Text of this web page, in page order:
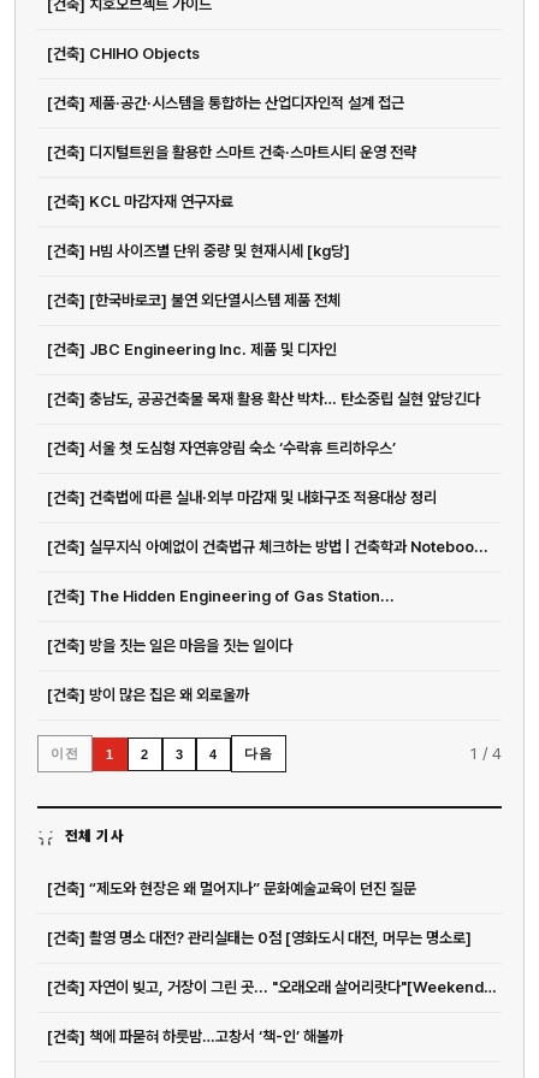
[건축] 치호오브젝트 가이드
[건축] CHIHO Objects
[건축] 제품·공간·시스템을 통합하는 산업디자인적 설계 접근
[건축] 디지털트윈을 활용한 스마트 건축·스마트시티 운영 전략
[건축] KCL 마감자재 연구자료
[건축] H빔 사이즈별 단위 중량 및 현재시세 [kg당]
[건축] [한국바로코] 불연 외단열시스템 제품 전체
[건축] JBC Engineering Inc. 제품 및 디자인
[건축] 충남도, 공공건축물 목재 활용 확산 박차… 탄소중립 실현 앞당긴다
[건축] 서울 첫 도심형 자연휴양림 숙소 ‘수락휴 트리하우스’
[건축] 건축법에 따른 실내·외부 마감재 및 내화구조 적용대상 정리
[건축] 실무지식 아예없이 건축법규 체크하는 방법 | 건축학과 Noteboo...
[건축] The Hidden Engineering of Gas Station...
[건축] 방을 짓는 일은 마음을 짓는 일이다
[건축] 방이 많은 집은 왜 외로울까
이전 1 2 3 4 다음 1 /4
전체 기사
[건축] “제도와 현장은 왜 멀어지나” 문화예술교육이 던진 질문
[건축] 촬영 명소 대전? 관리실태는 0점 [영화도시 대전, 머무는 명소로]
[건축] 자연이 빚고, 거장이 그린 곳... "오래오래 살어리랏다"[Weekend 레저]
[건축] 책에 파묻혀 하룻밤…고창서 ‘책-인’ 해볼까